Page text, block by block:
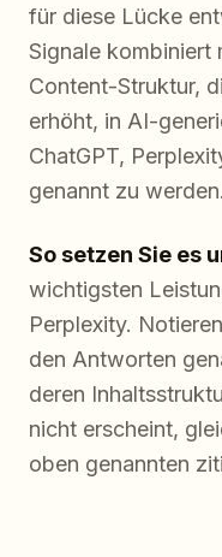
für diese Lücke
Signale kombiniert
Content-Struktur,
erhöht, in AI-
ChatGPT,
genannt zu werden.
So setzen Sie es
wichtigsten
Perplexity.
den Antworten
deren
nicht erscheint,
oben genannten